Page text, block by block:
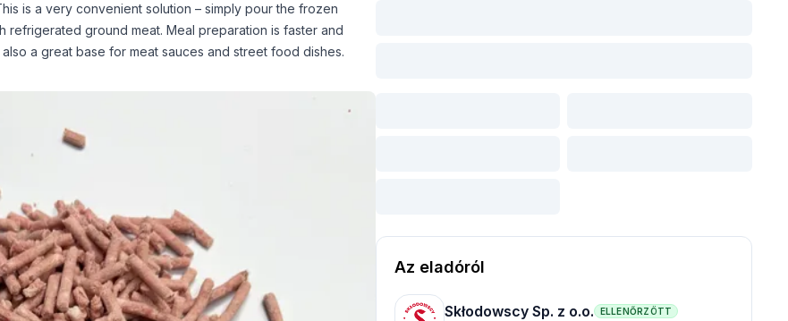
is a very convenient solution – simply pour the frozen
ground meat. Meal preparation is faster and
a great base for meat sauces and street food dishes.
Az eladóról
Skłodowscy Sp. z o.o. ELLENŐRZÖTT